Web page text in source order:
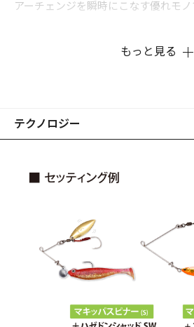
アーチェンジを瞬時にこなす優れモノ
もっと見る
テクノロジー